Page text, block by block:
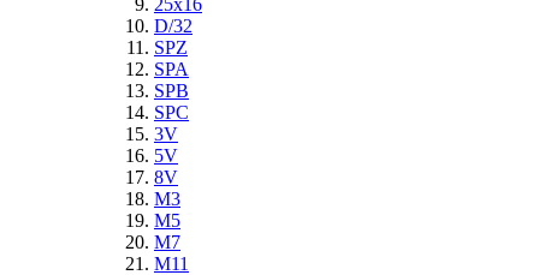
D/32
SPZ
SPA
SPB
SPC
3V
5V
8V
M3
M5
M7
M11